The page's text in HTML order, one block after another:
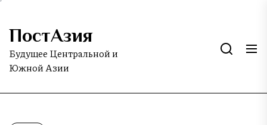
Skip
the
content
ПостАзия
Будущее Центральной и
Южной Азии